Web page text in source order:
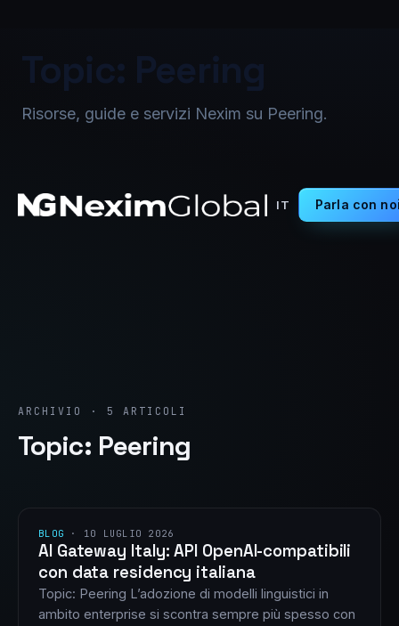
Topic: Peering
Risorse, guide e servizi Nexim su Peering.
IT Parla con
ARCHIVIO · 5 ARTICOLI
Topic: Peering
BLOG · 10 LUGLIO 2026
AI Gateway Italy: API OpenAI-compatibili
con data residency italiana
Topic: Peering L’adozione di modelli linguistici in
ambito enterprise si scontra sempre più spesso con